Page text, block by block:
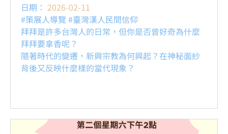
日期： 2026-02-11
#策展人導覽 #臺灣漢人民間信仰
拜拜是許多台灣人的日常，但你是否曾好奇為什麼
拜拜要拿香呢？
隨著時代的變遷，新興宗教為何興起？在神秘面紗
背後又反映什麼樣的當代現象？